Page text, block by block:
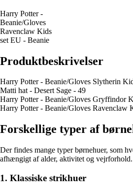
Harry Potter -
Beanie/Gloves
Ravenclaw Kids
set EU - Beanie
Produktbeskrivelser
Harry Potter - Beanie/Gloves Slytherin
Matti hat - Desert Sage - 49
Harry Potter - Beanie/Gloves Gryffindor
Harry Potter - Beanie/Gloves Ravenclaw
Forskellige typer af
Der findes mange typer børnehuer, som
afhængigt af alder, aktivitet og vejrforhold.
1. Klassiske strikhuer